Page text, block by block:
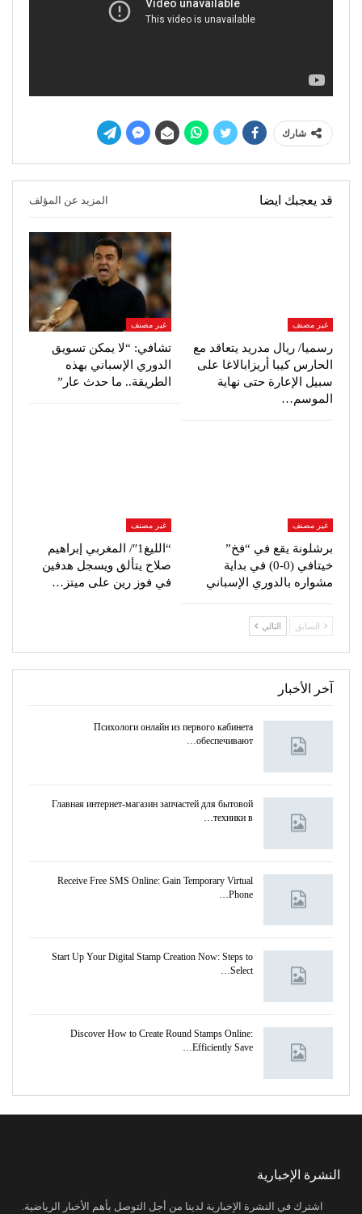
شارك
قد يعجبك ايضا المزيد عن المؤلف
غير مصنف
رسميا/ ريال مدريد يتعاقد مع
الحارس كيبا أريزابالاغا على
سبيل الإعارة حتى نهاية
الموسم…
غير مصنف
تشافي: “لا يمكن تسويق
الدوري الإسباني بهذه
الطريقة.. ما حدث عار”
غير مصنف
برشلونة يقع في “فخ”
خيتافي (0-0) في بداية
مشواره بالدوري الإسباني
غير مصنف
“الليغ1″/ المغربي إبراهيم
صلاح يتألق ويسجل هدفين
في فوز رين على ميتز…
السابق التالي
آخر الأخبار
Психологи онлайн из первого кабинета
обеспечивают…
Главная интернет-магазин запчастей для бытовой
техники в…
Receive Free SMS Online: Gain Temporary Virtual
Phone…
Start Up Your Digital Stamp Creation Now: Steps to
Select…
Discover How to Create Round Stamps Online:
Efficiently Save…
النشرة الإخبارية
اشترك في النشرة الإخبارية لدينا من أجل التوصل بأهم الأخبار الرياضية.